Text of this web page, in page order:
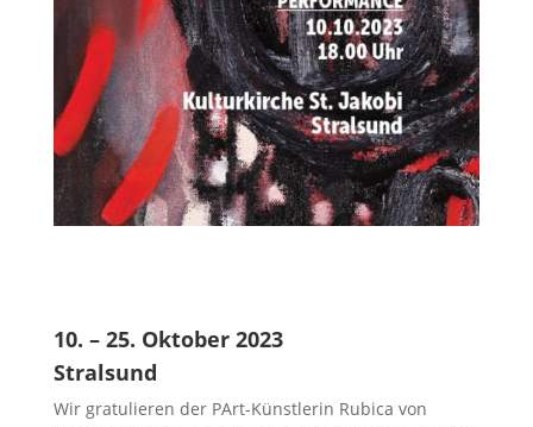
10. – 25. Oktober 2023
Stralsund
Wir gratulieren der PArt-Künstlerin Rubica von